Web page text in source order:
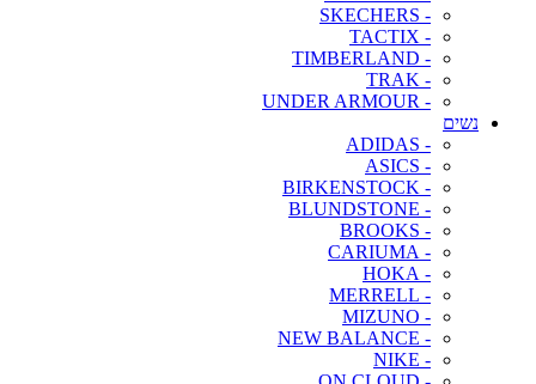
- SKECHERS
- TACTIX
- TIMBERLAND
- TRAK
- UNDER ARMOUR
נשים
- ADIDAS
- ASICS
- BIRKENSTOCK
- BLUNDSTONE
- BROOKS
- CARIUMA
- HOKA
- MERRELL
- MIZUNO
- NEW BALANCE
- NIKE